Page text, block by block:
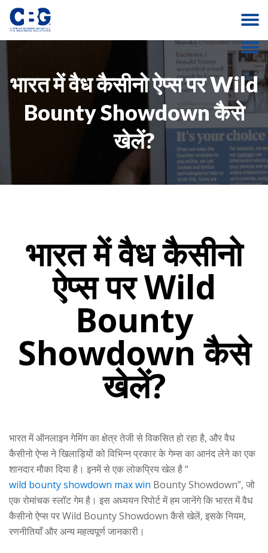
भारत में वैध कैसीनो ऐप्स पर Wild
Bounty Showdown कैसे
खेलें?
भारत में वैध कैसीनो
ऐप्स पर Wild
Bounty
Showdown कैसे
खेलें?
भारत में ऑनलाइन गेमिंग का क्षेत्र तेजी से विकसित हो रहा है, और वैध
कैसीनो ऐप्स ने खिलाड़ियों को विभिन्न प्रकार के गेम्स का आनंद लेने का एक
शानदार मौका दिया है। इनमें से एक लोकप्रिय खेल है “
wild bounty showdown max win Bounty Showdown”, जो
एक रोमांचक स्लॉट गेम है। इस अध्ययन रिपोर्ट में हम जानेंगे कि भारत में वैध
कैसीनो ऐप्स पर Wild Bounty Showdown कैसे खेलें, इसके नियम,
रणनीतियाँ और अन्य महत्वपूर्ण जानकारी।